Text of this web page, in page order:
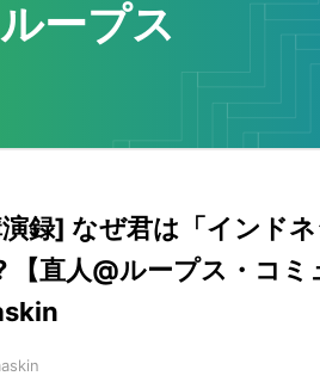
ループス
録] なぜ君は「インド
【直人@ループス・コ